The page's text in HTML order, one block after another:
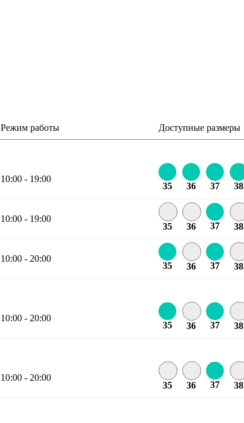
Режим работы Доступные размеры
10:00 - 19:00
35 36 37 38
10:00 - 19:00
35 36 37 38
10:00 - 20:00
35 36 37 38
10:00 - 20:00
35 36 37 38
10:00 - 20:00
35 36 37 38